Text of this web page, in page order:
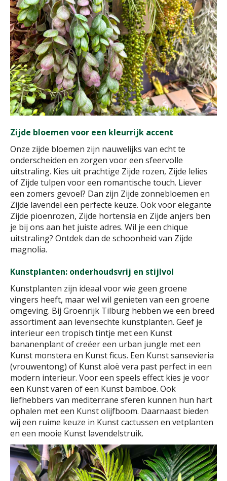
Zijde bloemen voor een kleurrijk accent
Onze zijde bloemen zijn nauwelijks van echt te
onderscheiden en zorgen voor een sfeervolle
uitstraling. Kies uit prachtige Zijde rozen, Zijde lelies
of Zijde tulpen voor een romantische touch. Liever
een zomers gevoel? Dan zijn Zijde zonnebloemen en
Zijde lavendel een perfecte keuze. Ook voor elegante
Zijde pioenrozen, Zijde hortensia en Zijde anjers ben
je bij ons aan het juiste adres. Wil je een chique
uitstraling? Ontdek dan de schoonheid van Zijde
magnolia.
Kunstplanten: onderhoudsvrij en stijlvol
Kunstplanten zijn ideaal voor wie geen groene
vingers heeft, maar wel wil genieten van een groene
omgeving. Bij Groenrijk Tilburg hebben we een breed
assortiment aan levensechte kunstplanten. Geef je
interieur een tropisch tintje met een Kunst
bananenplant of creëer een urban jungle met een
Kunst monstera en Kunst ficus. Een Kunst sansevieria
(vrouwentong) of Kunst aloë vera past perfect in een
modern interieur. Voor een speels effect kies je voor
een Kunst varen of een Kunst bamboe. Ook
liefhebbers van mediterrane sferen kunnen hun hart
ophalen met een Kunst olijfboom. Daarnaast bieden
wij een ruime keuze in Kunst cactussen en vetplanten
en een mooie Kunst lavendelstruik.